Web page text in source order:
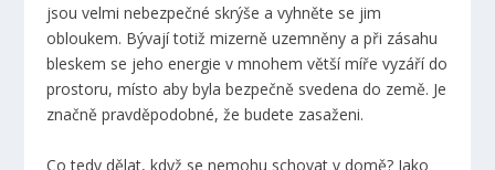
jsou velmi nebezpečné skrýše a vyhněte se jim
obloukem. Bývají totiž mizerně uzemněny a při zásahu
bleskem se jeho energie v mnohem větší míře vyzáří do
prostoru, místo aby byla bezpečně svedena do země. Je
značně pravděpodobné, že budete zasaženi.
Co tedy dělat, když se nemohu schovat v domě? Jako